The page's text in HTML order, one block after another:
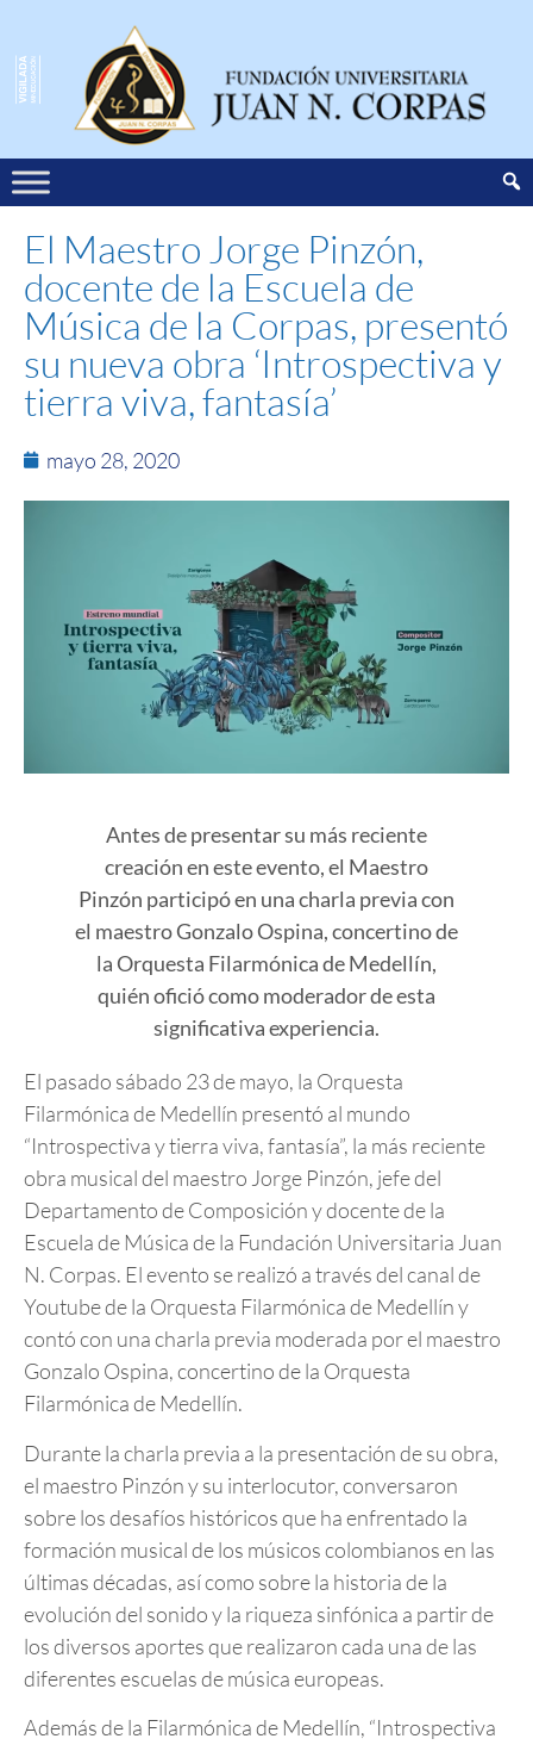
El Maestro Jorge Pinzón,
docente de la Escuela de
Música de la Corpas, presentó
su nueva obra ‘Introspectiva y
tierra viva, fantasía’
mayo 28, 2020
Antes de presentar su más reciente
creación en este evento, el Maestro
Pinzón participó en una charla previa con
el maestro Gonzalo Ospina, concertino de
la Orquesta Filarmónica de Medellín,
quién ofició como moderador de esta
significativa experiencia.
El pasado sábado 23 de mayo, la Orquesta
Filarmónica de Medellín presentó al mundo
“Introspectiva y tierra viva, fantasía”, la más reciente
obra musical del maestro Jorge Pinzón, jefe del
Departamento de Composición y docente de la
Escuela de Música de la Fundación Universitaria Juan
N. Corpas. El evento se realizó a través del canal de
Youtube de la Orquesta Filarmónica de Medellín y
contó con una charla previa moderada por el maestro
Gonzalo Ospina, concertino de la Orquesta
Filarmónica de Medellín.
Durante la charla previa a la presentación de su obra,
el maestro Pinzón y su interlocutor, conversaron
sobre los desafíos históricos que ha enfrentado la
formación musical de los músicos colombianos en las
últimas décadas, así como sobre la historia de la
evolución del sonido y la riqueza sinfónica a partir de
los diversos aportes que realizaron cada una de las
diferentes escuelas de música europeas.
Además de la Filarmónica de Medellín, “Introspectiva